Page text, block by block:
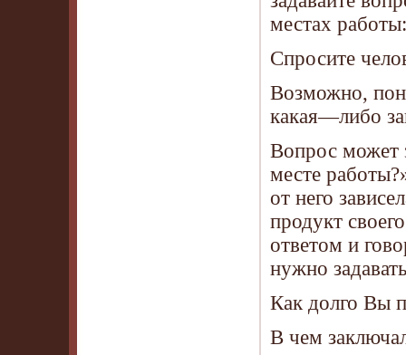
местах работы:
Спросите
Возможно,
какая—либо
Вопрос может
месте
от него
продукт
ответом и
нужно
Как долго Вы
В чем